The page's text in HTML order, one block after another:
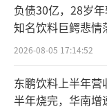
开立目前
务，其中，超
预期。
负债30亿，28岁年
知名饮料巨鳄悲情
2026-08-05 17:14:52
东鹏饮料上半年
半年烧完，华南增